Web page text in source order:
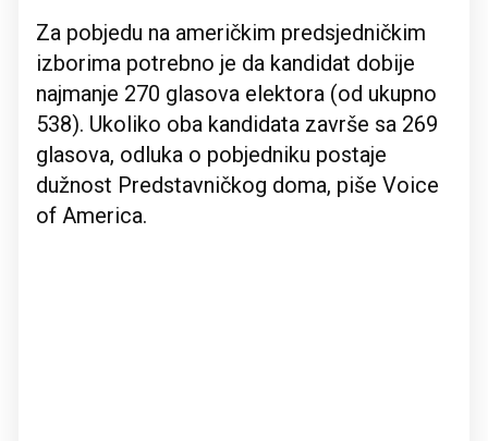
Za pobjedu na američkim predsjedničkim
izborima potrebno je da kandidat dobije
najmanje 270 glasova elektora (od ukupno
538). Ukoliko oba kandidata završe sa 269
glasova, odluka o pobjedniku postaje
dužnost Predstavničkog doma, piše Voice
of America.